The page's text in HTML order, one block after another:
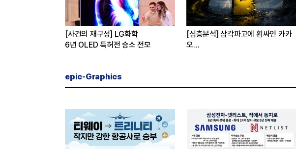
[사건의 재구성] LG화학
6년 OLED 특허전 승소 전모
[심층분석] 삼각파고에 휩싸인 카카
오
epic-Graphics